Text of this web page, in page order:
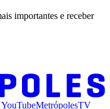
importantes e receber
YouTubeMetrópolesTV